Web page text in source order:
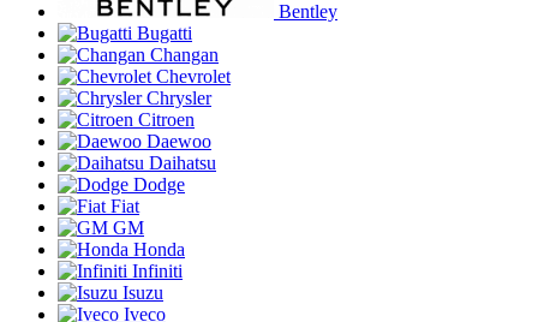
Bentley
Bugatti
Changan
Chevrolet
Chrysler
Citroen
Daewoo
Daihatsu
Dodge
Fiat
GM
Honda
Infiniti
Isuzu
Iveco